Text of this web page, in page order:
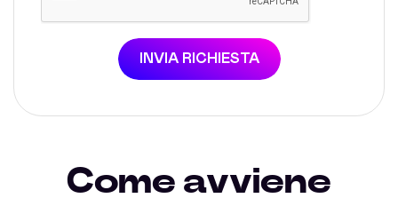
INVIA RICHIESTA
Come avviene